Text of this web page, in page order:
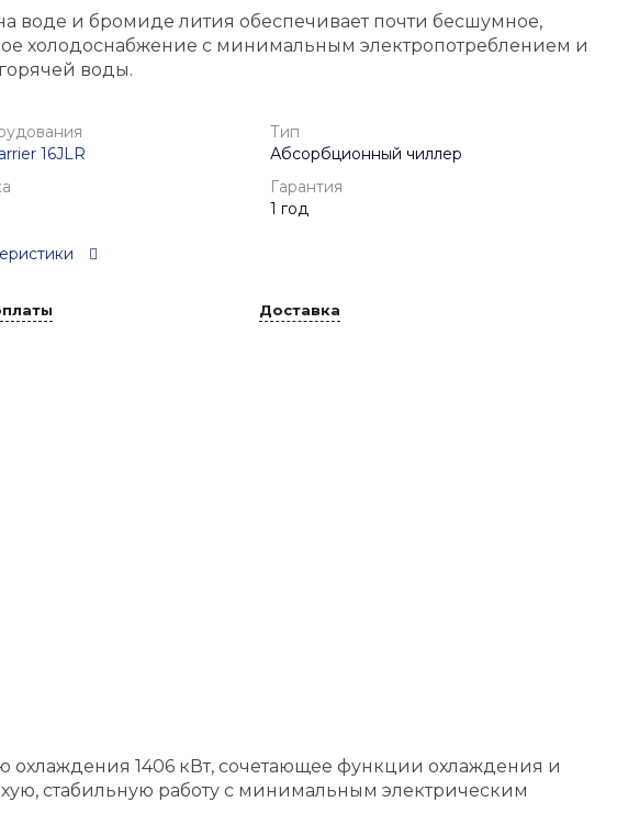
воде и бромиде лития обеспечивает почти бесшумное,
холодоснабжение с минимальным электропотреблением и
воды.
16JLR
Тип
Абсорбционный чиллер
Гарантия
1 год
Доставка
охлаждения 1406 кВт, сочетающее функции охлаждения и
стабильную работу с минимальным электрическим